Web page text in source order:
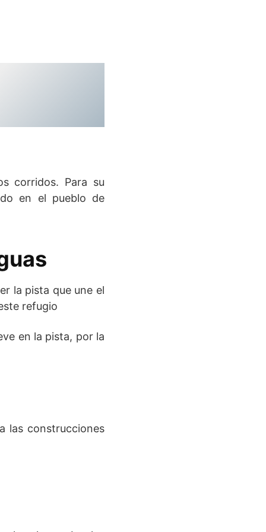
corridos. Para su
en el pueblo de
la pista que une el
refugio
en la pista, por la
las construcciones